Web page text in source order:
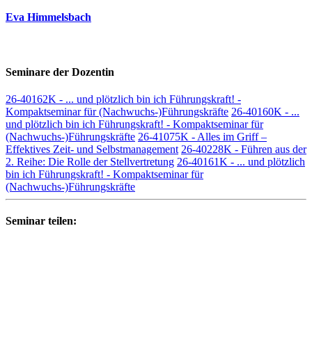
Eva Himmelsbach
Seminare der Dozentin
26-40162K - ... und plötzlich bin ich Führungskraft! -
Kompaktseminar für (Nachwuchs-)Führungskräfte 26-40160K - ...
und plötzlich bin ich Führungskraft! - Kompaktseminar für
(Nachwuchs-)Führungskräfte 26-41075K - Alles im Griff –
Effektives Zeit- und Selbstmanagement 26-40228K - Führen aus der
2. Reihe: Die Rolle der Stellvertretung 26-40161K - ... und plötzlich
bin ich Führungskraft! - Kompaktseminar für
(Nachwuchs-)Führungskräfte
Seminar teilen: